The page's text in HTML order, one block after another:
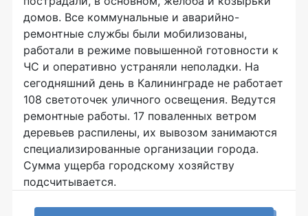
домов. Все коммунальные и аварийно-
ремонтные службы были мобилизованы,
работали в режиме повышенной готовности к
ЧС и оперативно устраняли неполадки. На
сегодняшний день в Калининграде не работает
108 светоточек уличного освещения. Ведутся
ремонтные работы. 17 поваленных ветром
деревьев распилены, их вывозом занимаются
специализированные организации города.
Сумма ущерба городскому хозяйству
подсчитывается.